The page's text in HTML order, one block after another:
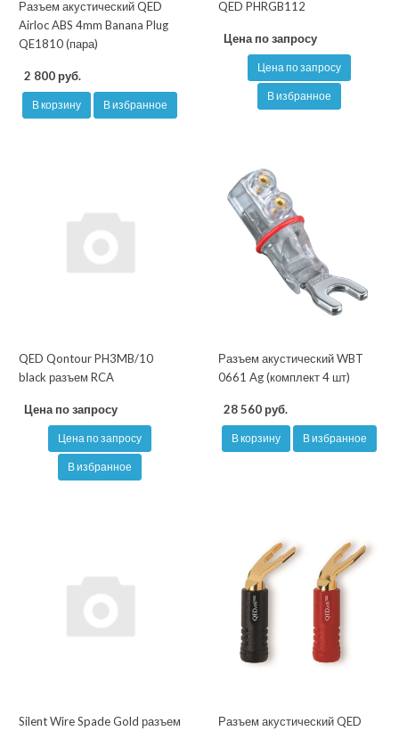
Разъем акустический QED
Airloc ABS 4mm Banana Plug
QE1810 (пара)
2 800 руб.
В корзину В избранное
QED PHRGB112
Цена по запросу
Цена по запросу
В избранное
QED Qontour PH3MB/10
black разъем RCA
Цена по запросу
Цена по запросу
В избранное
Разъем акустический WBT
0661 Ag (комплект 4 шт)
28 560 руб.
В корзину В избранное
Silent Wire Spade Gold разъем Разъем акустический QED